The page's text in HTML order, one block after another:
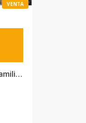
VENTA
Modernos apartamentos familiares